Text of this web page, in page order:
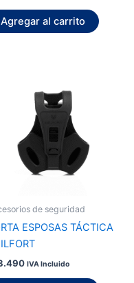
Agregar al carrito
de seguridad
ESPOSAS TÁCTICA
IVA Incluido